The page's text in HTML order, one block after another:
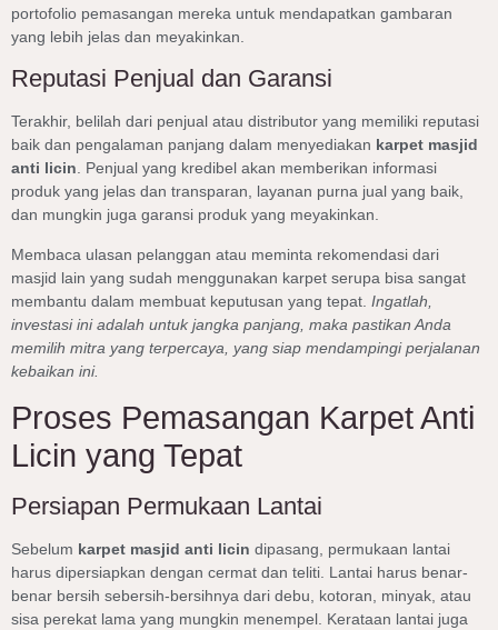
portofolio pemasangan mereka untuk mendapatkan gambaran
yang lebih jelas dan meyakinkan.
Reputasi Penjual dan Garansi
Terakhir, belilah dari penjual atau distributor yang memiliki reputasi
baik dan pengalaman panjang dalam menyediakan karpet masjid
anti licin. Penjual yang kredibel akan memberikan informasi
produk yang jelas dan transparan, layanan purna jual yang baik,
dan mungkin juga garansi produk yang meyakinkan.
Membaca ulasan pelanggan atau meminta rekomendasi dari
masjid lain yang sudah menggunakan karpet serupa bisa sangat
membantu dalam membuat keputusan yang tepat. Ingatlah,
investasi ini adalah untuk jangka panjang, maka pastikan Anda
memilih mitra yang terpercaya, yang siap mendampingi perjalanan
kebaikan ini.
Proses Pemasangan Karpet Anti
Licin yang Tepat
Persiapan Permukaan Lantai
Sebelum karpet masjid anti licin dipasang, permukaan lantai
harus dipersiapkan dengan cermat dan teliti. Lantai harus benar-
benar bersih sebersih-bersihnya dari debu, kotoran, minyak, atau
sisa perekat lama yang mungkin menempel. Kerataan lantai juga